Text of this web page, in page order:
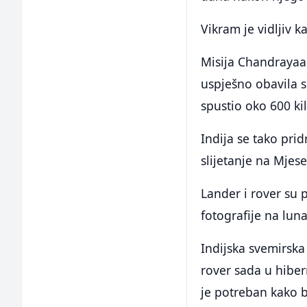
Vikram je vidljiv
Misija
uspješno obavila
spustio oko 600
Indija se tako
slijetanje na
Lander i rover su
fotografije na
Indijska
rover sada u
je potreban kako